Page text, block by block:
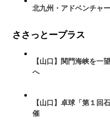
北九州・アドベンチャ
ささっとープラス
【山口】関門海峡を一
へ
【山口】卓球「第１回
催